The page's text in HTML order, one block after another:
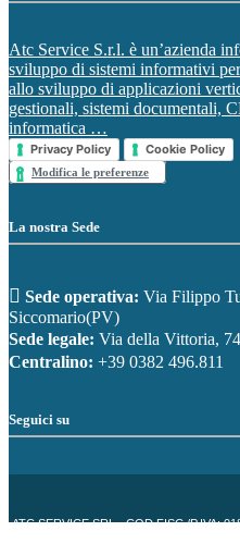
Atc Service S.r.l. è un’azienda
sviluppo di sistemi informativi
allo sviluppo di applicazioni
gestionali, sistemi documentali,
informatica …
Privacy Policy Cookie Policy
Modifica le preferenze
La nostra Sede
Sede operativa: Via Filippo
Siccomario(PV)
Sede legale: Via della Vittoria,
Centralino: +39 0382 496.811
Seguici su
ATC SERVICE SRL - COD.FISC./P.IVA: